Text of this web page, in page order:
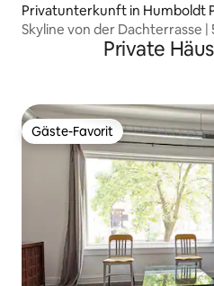
Privatunterkunft in Humboldt
Skyline von der Dachterrasse
| Spiele | DT 14 Minuten
Private
Gäste-Favorit
Gäste-Favorit